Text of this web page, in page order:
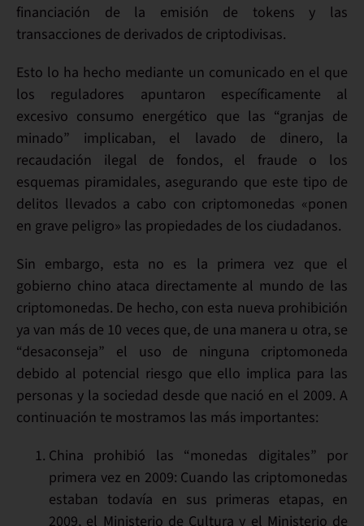
financiación de la emisión de tokens y las
transacciones de derivados de criptodivisas.
Esto lo ha hecho mediante un comunicado en el que
los reguladores apuntaron específicamente al
excesivo consumo energético que las “granjas de
minado” implicaban, el lavado de dinero, la
recaudación ilegal de fondos, el fraude o los
esquemas piramidales, asegurando que este tipo de
delitos llevados a cabo con criptomonedas «ponen
en grave peligro» las propiedades de los ciudadanos.
Sin embargo, esta no es la primera vez que el
gobierno chino ataca directamente al mundo de las
criptomonedas. De hecho, con esta nueva prohibición
ya van más de 10 veces que, de una manera u otra, se
“desaconseja” el uso de ninguna criptomoneda
debido al potencial riesgo que ello implica para las
personas y la sociedad desde que nació en el 2009. A
continuación te mostramos las más importantes:
China prohibió las “monedas digitales” por
primera vez en 2009: Cuando las criptomonedas
estaban todavía en sus primeras etapas, en
2009, el Ministerio de Cultura y el Ministerio de